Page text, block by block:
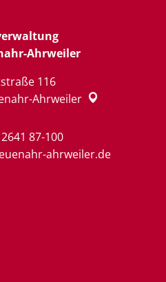
Ahrweiler
116
Ahrweiler
87-100
ahrweiler.de